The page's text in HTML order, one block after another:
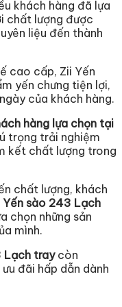
khách hàng đã lựa
chất lượng được
liệu đến thành
cao cấp, Zii Yến
yến chưng tiện lợi,
của khách hàng.
hàng lựa chọn tại
trọng trải nghiệm
kết chất lượng trong
chất lượng, khách
sào 243 Lạch
chọn những sản
mình.
Lạch traycòn
đãi hấp dẫn dành